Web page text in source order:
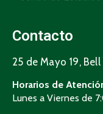
Contacto
25 de Mayo 19,
Horarios de
Lunes a Viernes de